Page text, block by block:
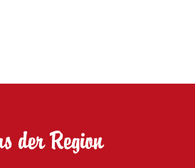
der Region